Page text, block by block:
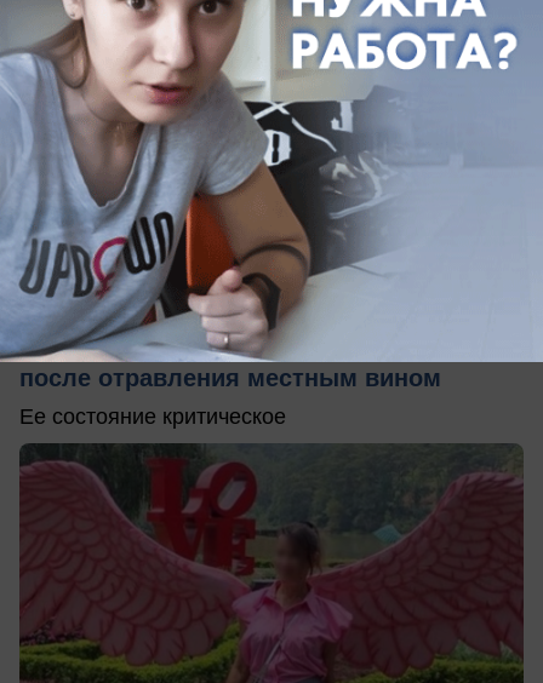
09.06.2026
Происшествия
Жительница Сочи впала в кому на Бали
после отравления местным вином
Ее состояние критическое